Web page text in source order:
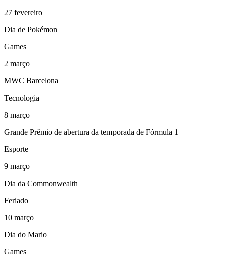
27 fevereiro
Dia de Pokémon
Games
2 março
MWC Barcelona
Tecnologia
8 março
Grande Prêmio de abertura da temporada de Fórmula 1
Esporte
9 março
Dia da Commonwealth
Feriado
10 março
Dia do Mario
Games